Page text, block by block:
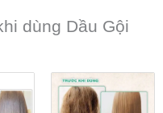
dùng Dầu Gội